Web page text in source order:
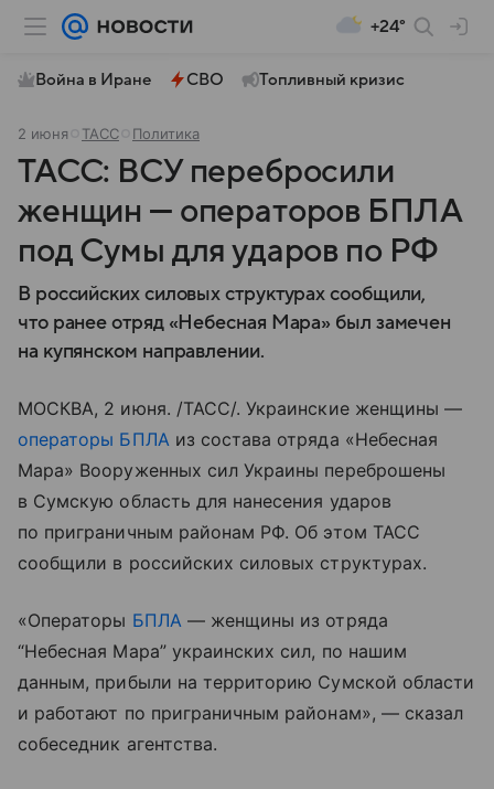
+24°
Война в Иране СВО Топливный кризис
2 июня ТАСС Политика
ТАСС: ВСУ перебросили
женщин — операторов БПЛА
под Сумы для ударов по РФ
В российских силовых структурах сообщили,
что ранее отряд «Небесная Мара» был замечен
на купянском направлении.
МОСКВА, 2 июня. /ТАСС/. Украинские женщины —
операторы БПЛАиз состава отряда «Небесная
Мара» Вооруженных сил Украины переброшены
в Сумскую область для нанесения ударов
по приграничным районам РФ. Об этом ТАСС
сообщили в российских силовых структурах.
«Операторы БПЛА— женщины из отряда
“Небесная Мара” украинских сил, по нашим
данным, прибыли на территорию Сумской области
и работают по приграничным районам», — сказал
собеседник агентства.